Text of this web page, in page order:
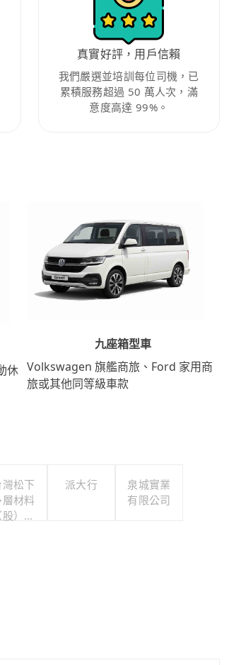
真實好評，用戶信賴
我們嚴選並培訓每位司機，已
累積服務超過 50 萬人次，滿
意度高達 99%。
休
九座箱型車
Volkswagen 旗艦商旅、Ford 家用商
旅或其他同等級車款
灣松下
層材料
股）公
派大行
泉城實業
有限公司